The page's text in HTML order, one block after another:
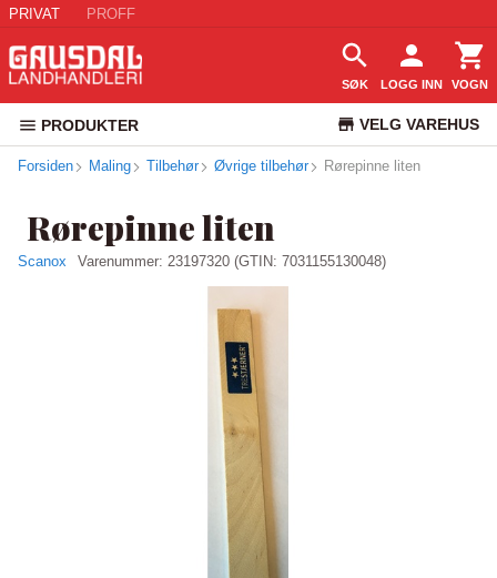
PRIVAT PROFF
SØK LOGG INN VOGN
PRODUKTER VELG VAREHUS
KUNDESERVICE
Forsiden Maling Tilbehør Øvrige tilbehør Rørepinne liten
Rørepinne liten
Scanox Varenummer: 23197320 (GTIN: 7031155130048)